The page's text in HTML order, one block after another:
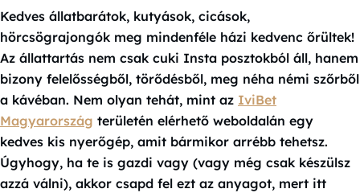
Kedves állatbarátok, kutyások, cicások,
hörcsögrajongók meg mindenféle házi kedvenc őrültek!
Az állattartás nem csak cuki Insta posztokból áll, hanem
bizony felelősségből, törődésből, meg néha némi szőrből
a kávéban. Nem olyan tehát, mint az IviBet
Magyarország területén elérhető weboldalán egy
kedves kis nyerőgép, amit bármikor arrébb tehetsz.
Úgyhogy, ha te is gazdi vagy (vagy még csak készülsz
azzá válni), akkor csapd fel ezt az anyagot, mert itt